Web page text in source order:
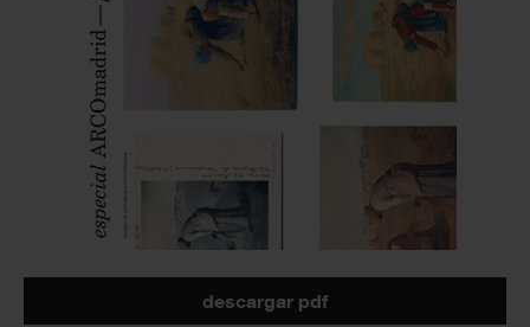
descargar pdf